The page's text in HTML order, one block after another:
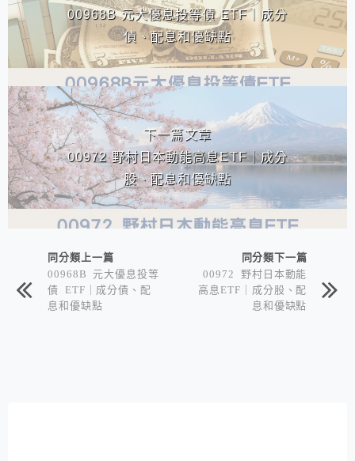
00968B 元大優息投等債 ETF｜成分
債、配息和優缺點
下一篇文章
00972 野村日本動能高息ETF｜成分
股、配息和優缺點
同分類上一篇
00968B 元大優息投等
債 ETF｜成分債、配
息和優缺點
同分類下一篇
00972 野村日本動能
高息ETF｜成分股、配
息和優缺點